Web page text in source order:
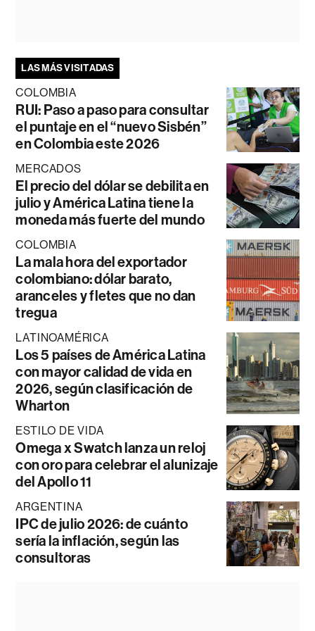
LAS MÁS VISITADAS
COLOMBIA
RUI: Paso a paso para consultar
el puntaje en el “nuevo Sisbén”
en Colombia este 2026
MERCADOS
El precio del dólar se debilita en
julio y América Latina tiene la
moneda más fuerte del mundo
COLOMBIA
La mala hora del exportador
colombiano: dólar barato,
aranceles y fletes que no dan
tregua
LATINOAMÉRICA
Los 5 países de América Latina
con mayor calidad de vida en
2026, según clasificación de
Wharton
ESTILO DE VIDA
Omega x Swatch lanza un reloj
con oro para celebrar el alunizaje
del Apollo 11
ARGENTINA
IPC de julio 2026: de cuánto
sería la inflación, según las
consultoras